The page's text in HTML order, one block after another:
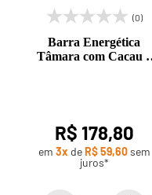
(0)
Barra Energética
Tâmara com Cacau e
R$ 178,80
em 3x deR$ 59,60sem
juros*